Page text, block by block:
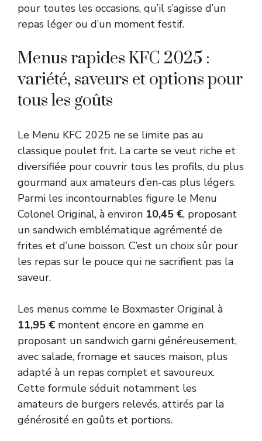
pour toutes les occasions, qu’il s’agisse d’un
repas léger ou d’un moment festif.
Menus rapides KFC 2025 :
variété, saveurs et options pour
tous les goûts
Le Menu KFC 2025 ne se limite pas au
classique poulet frit. La carte se veut riche et
diversifiée pour couvrir tous les profils, du plus
gourmand aux amateurs d’en-cas plus légers.
Parmi les incontournables figure le Menu
Colonel Original, à environ 10,45 €, proposant
un sandwich emblématique agrémenté de
frites et d’une boisson. C’est un choix sûr pour
les repas sur le pouce qui ne sacrifient pas la
saveur.
Les menus comme le Boxmaster Original à
11,95 € montent encore en gamme en
proposant un sandwich garni généreusement,
avec salade, fromage et sauces maison, plus
adapté à un repas complet et savoureux.
Cette formule séduit notamment les
amateurs de burgers relevés, attirés par la
générosité en goûts et portions.